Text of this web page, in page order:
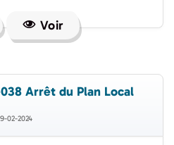
Voir
Arrêt du Plan Local
02-2024